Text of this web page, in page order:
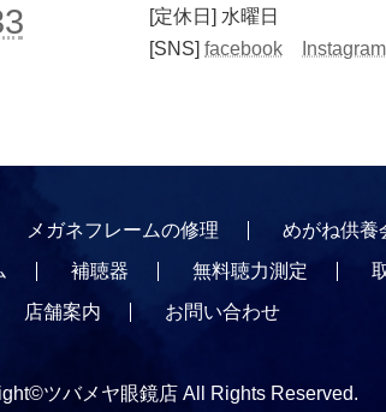
[定休日] 水曜日
[SNS]facebook Instagram
メガネフレームの修理 めがね供養
補聴器 無料聴力測定
店舗案内
お問い合わせ
ツバメヤ眼鏡店 All Rights Reserved.